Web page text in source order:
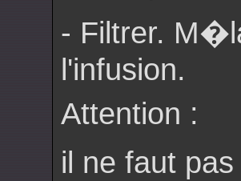
- Filtrer.
l'infusion.
Attention :
il ne faut